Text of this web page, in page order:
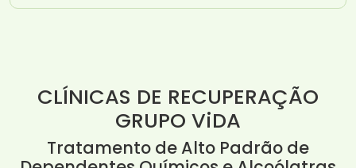
CLÍNICAS DE RECUPERAÇÃO
GRUPO ViDA
Tratamento de Alto Padrão de